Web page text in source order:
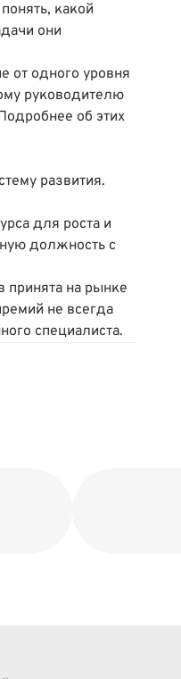
какой
они
от одного уровня
руководителю
об этих
развития.
для роста и
должность с
принята на рынке
не всегда
специалиста.